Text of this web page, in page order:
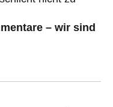
– wir sind